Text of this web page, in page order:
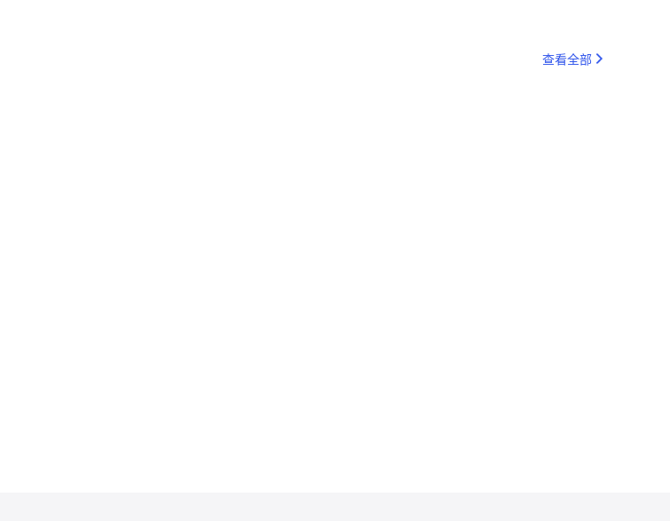
查看全部